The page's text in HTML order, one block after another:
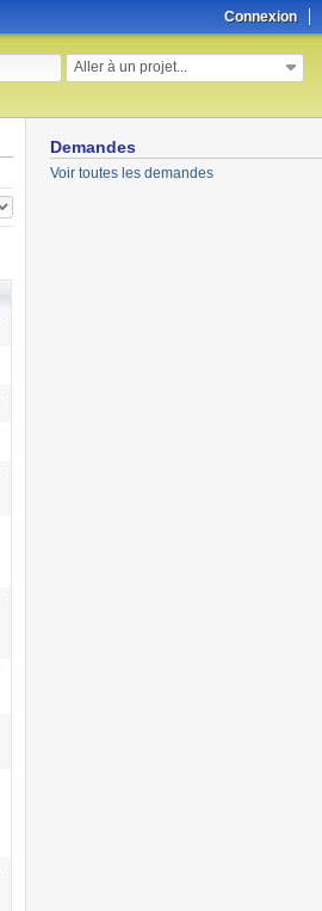
Connexion
Aller à un projet...
Demandes
Voir toutes les demandes